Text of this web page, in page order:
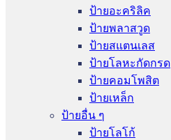
ป้ายอะคริลิค
ป้ายพลาสวูด
ป้ายสแตนเลส
ป้ายโลหะกัดกรด
ป้ายคอมโพสิต
ป้ายเหล็ก
ป้ายอื่น ๆ
ป้ายโลโก้